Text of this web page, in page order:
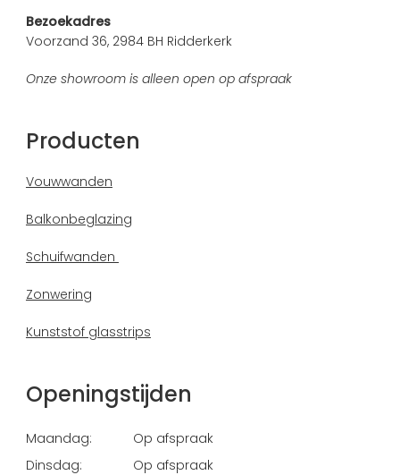
Bezoekadres
Voorzand 36, 2984 BH Ridderkerk
Onze showroom is alleen open op afspraak
Producten
Vouwwanden
Balkonbeglazing
Schuifwanden
Zonwering
Kunststof glasstrips
Openingstijden
Maandag:
Op afspraak
Dinsdag:
Op afspraak